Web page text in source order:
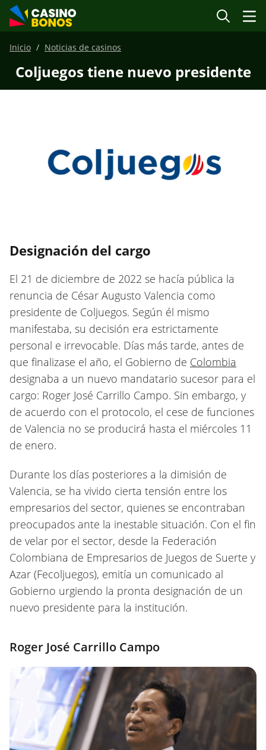
Inicio Noticias de casinos
Coljuegos tiene nuevo presidente
Designación del cargo
El 21 de diciembre de 2022 se hacía pública la
renuncia de César Augusto Valencia como
presidente de Coljuegos. Según él mismo
manifestaba, su decisión era estrictamente
personal e irrevocable. Días más tarde, antes de
que finalizase el año, el Gobierno de Colombia
designaba a un nuevo mandatario sucesor para el
cargo: Roger José Carrillo Campo. Sin embargo, y
de acuerdo con el protocolo, el cese de funciones
de Valencia no se producirá hasta el miércoles 11
de enero.
Durante los días posteriores a la dimisión de
Valencia, se ha vivido cierta tensión entre los
empresarios del sector, quienes se encontraban
preocupados ante la inestable situación. Con el fin
de velar por el sector, desde la Federación
Colombiana de Empresarios de Juegos de Suerte y
Azar (Fecoljuegos), emitía un comunicado al
Gobierno urgiendo la pronta designación de un
nuevo presidente para la institución.
Roger José Carrillo Campo